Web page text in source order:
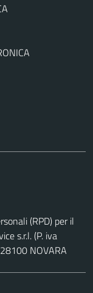
(RPD) per il
s.r.l. (P. iva
NOVARA